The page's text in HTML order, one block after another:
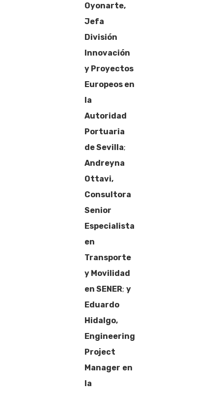
Oyonarte,
Jefa
División
Innovación
y Proyectos
Europeos en
la
Autoridad
Portuaria
de Sevilla;
Andreyna
Ottavi,
Consultora
Senior
Especialista
en
Transporte
y Movilidad
en SENER;y
Eduardo
Hidalgo,
Engineering
Project
Manager en
la